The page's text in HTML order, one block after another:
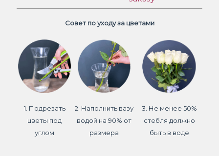
Совет по уходу за цветами
1. Подрезать
цветы под
углом
2. Наполнить вазу
водой на 90% от
размера
3. Не менее 50%
стебля должно
быть в воде